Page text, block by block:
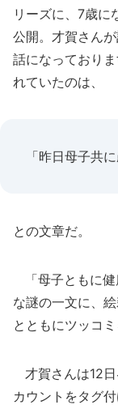
リーズに、7歳に
公開。才賀さん
話になっており
れていたのは、
「昨日母子共
との文章だ。
「母子ともに健
な謎の一文に、
とともにツッコミ
才賀さんは12
カウントをタグ